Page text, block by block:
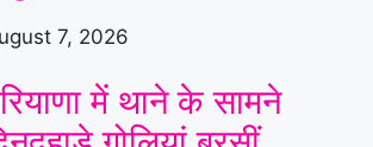
7, 2026
में थाने के सामने
opt to bat
Trent Rockets
Trent Rockets opt to